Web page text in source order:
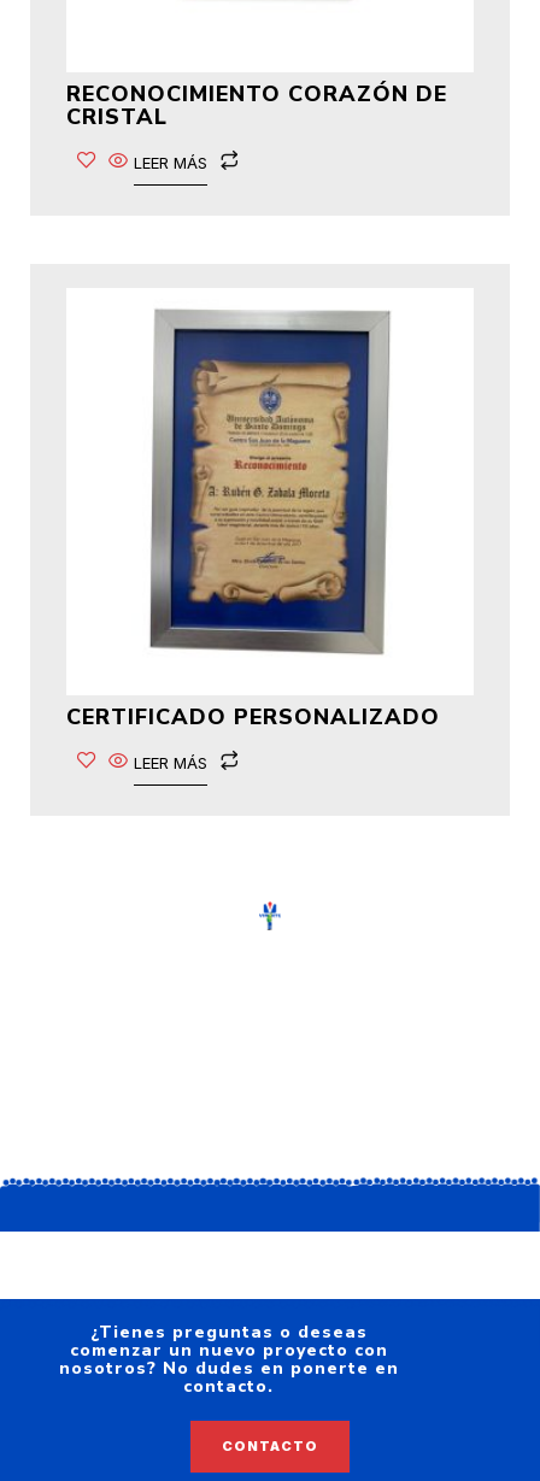
RECONOCIMIENTO CORAZÓN DE
CRISTAL
LEER MÁS
CERTIFICADO PERSONALIZADO
LEER MÁS
¿Tienes preguntas o deseas
comenzar un nuevo proyecto con
nosotros? No dudes en ponerte en
contacto.
CONTACTO